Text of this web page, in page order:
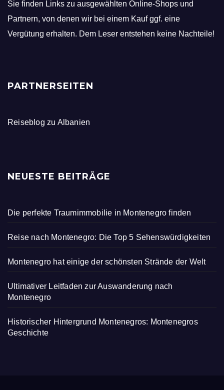
Sie finden Links zu ausgewählten Online-Shops und
Partnern, von denen wir bei einem Kauf ggf. eine
Vergütung erhalten. Dem Leser entstehen keine Nachteile!
PARTNERSEITEN
Reiseblog zu Albanien
NEUESTE BEITRÄGE
Die perfekte Traumimmobilie in Montenegro finden
Reise nach Montenegro: Die Top 5 Sehenswürdigkeiten
Montenegro hat einige der schönsten Strände der Welt
Ultimativer Leitfaden zur Auswanderung nach
Montenegro
Historischer Hintergrund Montenegros: Montenegros
Geschichte